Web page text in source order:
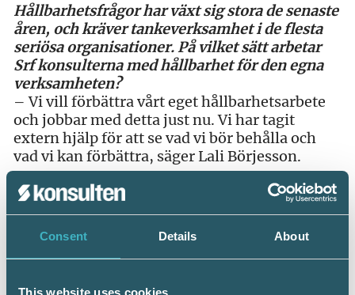
Consent Details About
This website uses cookies
Hållbarhetsfrågor har växt sig stora de senaste
åren, och kräver tankeverksamhet i de flesta
seriösa organisationer. På vilket sätt arbetar
Srf konsulterna med hållbarhet för den egna
verksamheten?
– Vi vill förbättra vårt eget hållbarhetsarbete
och jobbar med detta just nu. Vi har tagit
extern hjälp för att se vad vi bör behålla och
vad vi kan förbättra, säger Lali Börjesson.
Här har Srf konsulterna och många andra
företag fått oväntad draghjälp av pandemins
– På ett sätt har coronomin gynnat hållbarhet,